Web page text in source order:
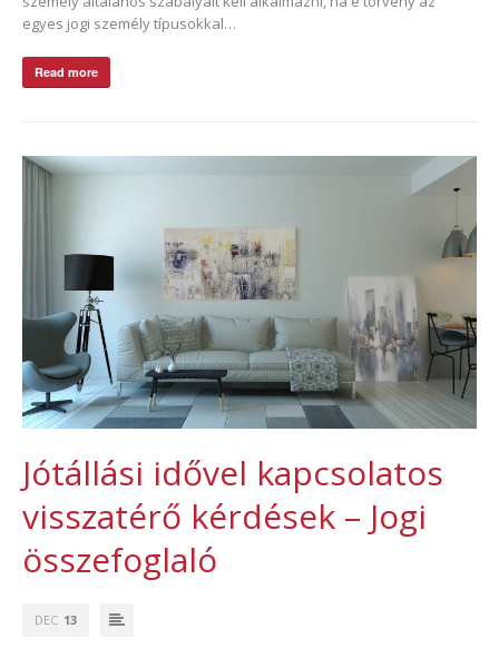
egyes jogi személy típusokkal…
Read more
Jótállási idővel kapcsolatos
visszatérő kérdések – Jogi
összefoglaló
DEC 13